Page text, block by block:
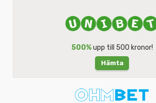
500%upp till 500 kronor!
Hämta